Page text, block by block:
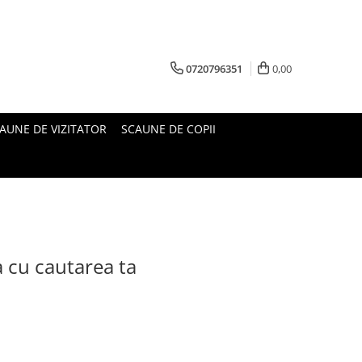
0720796351 0,00
DE VIZITATOR SCAUNE DE COPII
cu cautarea ta